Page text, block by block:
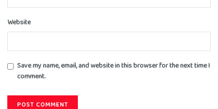
Website
Save my name, email, and website in this browser for the next time I
comment.